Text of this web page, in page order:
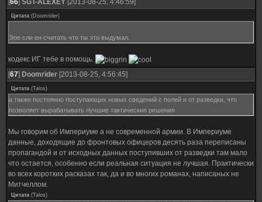
[66] SGT-ALEXEY [2013-08-25, 4:46:59]
Цитата (Doomrider)
Эое сли ен считать что ты это выдумал.
кодекс ИГ тебе в помощь.
[67] Doomrider [2013-08-25, 4:56:45]
Цитата (Talos)
а также постоянно поступающих новых сведений с полей и от разведки, что
позволяет вырабатывать лучшие тактические решения
Мы говорим об Империуме а не современной армии. В Империуме
данные, доходящие до фронтовых офицеров десять раза переписаны
пропагандой и от исходных данных поступивших от разведки там мало
что остается, особенно если реальная ситуация не лучшая. Практически
во всех коротких расказах так, да и во многих романах, написаных не
Митчеллом.
Цитата (Talos)